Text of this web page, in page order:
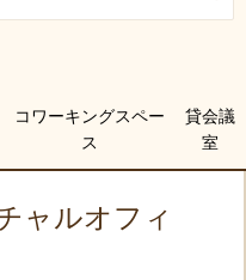
コワーキングスペー
ス
貸会議
室
ャルオフィ